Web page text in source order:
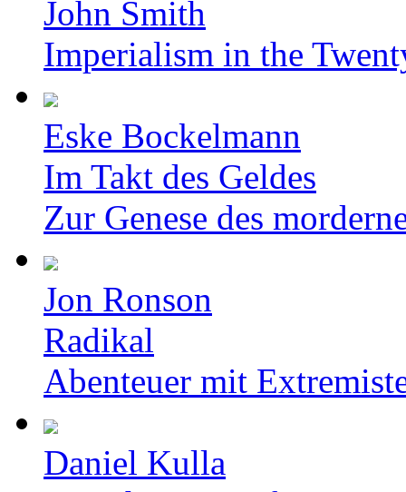
John Smith
Imperialism in the
Eske Bockelmann
Im Takt des Geldes
Zur Genese des
Jon Ronson
Radikal
Abenteuer mit
Daniel Kulla